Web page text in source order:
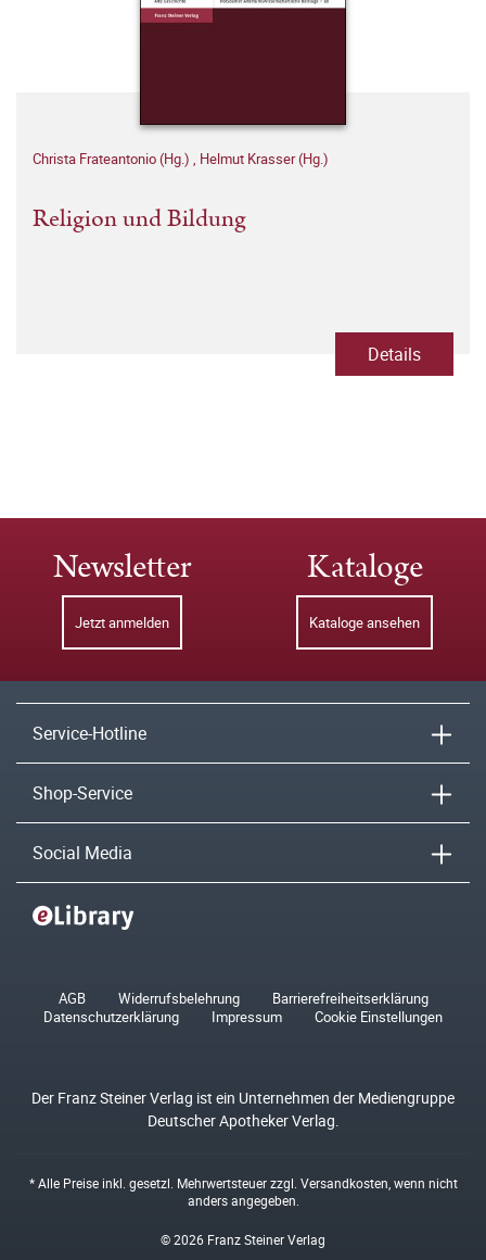
Christa Frateantonio (Hg.) , Helmut Krasser (Hg.)
Religion und Bildung
Details
Newsletter
Jetzt anmelden
Kataloge
Kataloge ansehen
Service-Hotline
Shop-Service
Social Media
AGB Widerrufsbelehrung
Barrierefreiheitserklärung
Datenschutzerklärung
Impressum Cookie Einstellungen
Der Franz Steiner Verlag ist ein Unternehmen der Mediengruppe
Deutscher Apotheker Verlag.
* Alle Preise inkl. gesetzl. Mehrwertsteuer zzgl. Versandkosten , wenn nicht
anders angegeben.
© 2026 Franz Steiner Verlag